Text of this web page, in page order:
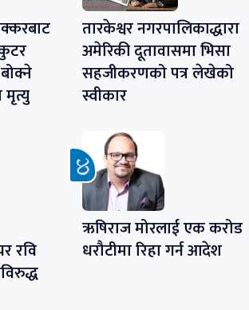
मृत्यु
तारकेश्वर नगरपालिकाद्धारा
अमेरिकी दूतावासमा भिसा
सहजीकरणको पत्र लेखेको
स्वीकार
रवि
ऋषिराज मोरलाई एक करोड
धरौटीमा रिहा गर्न आदेश